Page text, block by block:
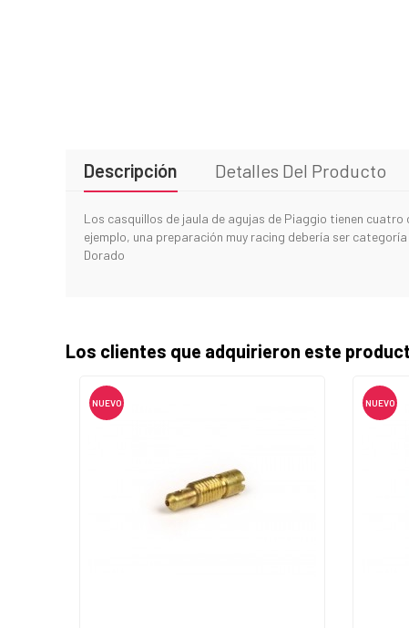
Descripción Detalles Del Producto
Los casquillos de jaula de agujas de Piaggio tienen
ejemplo, una preparación muy racing debería ser
Dorado
Los clientes que adquirieron este
NUEVO NUEVO